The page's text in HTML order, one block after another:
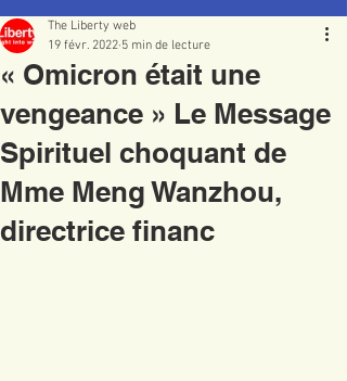
« Omicron était une
vengeance » Le Message
Spirituel choquant de
Mme Meng Wanzhou,
directrice financ
The Liberty web
19 févr. 2022 5 min de lecture